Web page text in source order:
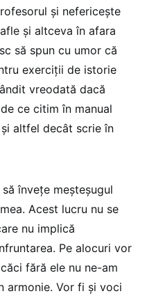
și nefericește
și altceva în afara
să spun cu umor că
exerciții de istorie
vreodată dacă
ce citim în manual
altfel decât scrie în
învețe meșteșugul
Acest lucru nu se
nu implică
Pe alocuri vor
fără ele nu ne-am
armonie. Vor fi și voci